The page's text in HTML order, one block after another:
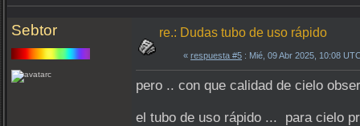
Sebtor re.: Dudas tubo de uso rápido
« respuesta #5 : Mié, 09 Abr 2025, 10:08
pero .. con que calidad de cielo
el tubo de uso rápido ... para cielo